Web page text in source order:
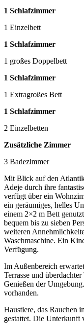
1 Schlafzimmer
1 Einzelbett
1 Schlafzimmer
1 großes Doppelbett
1 Schlafzimmer
1 Extragroßes Bett
1 Schlafzimmer
2 Einzelbetten
Zusätzliche Zimmer
3 Badezimmer
Mit Blick auf den
Adeje durch ihre
verfügt über ein
ein geräumiges, helles
einem 2×2 m Bett
bequem bis zu sieben
weiteren
Waschmaschine. Ein
Verfügung.
Im Außenbereich
Terrasse und
Genießen der
vorhanden.
Haustiere, das Rauchen
gestattet. Die Unterkunft